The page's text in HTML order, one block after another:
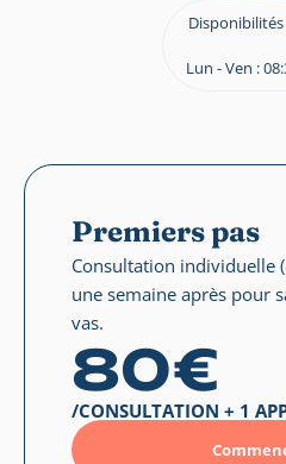
Disponibilités
Lun - Ven :
Premiers pas
Consultation individuelle
une semaine après pour
vas.
80€
/CONSULTATION + 1